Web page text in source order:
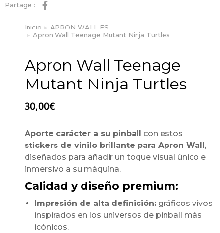
Partage :
Estás aquí:
Inicio
APRON WALL ES
Apron Wall Teenage Mutant Ninja Turtles
Apron Wall Teenage
Mutant Ninja Turtles
30,00€
Aporte carácter a su pinball con estos
stickers de vinilo brillante para Apron Wall,
diseñados para añadir un toque visual único e
inmersivo a su máquina.
Calidad y diseño premium:
Impresión de alta definición: gráficos vivos
inspirados en los universos de pinball más
icónicos.